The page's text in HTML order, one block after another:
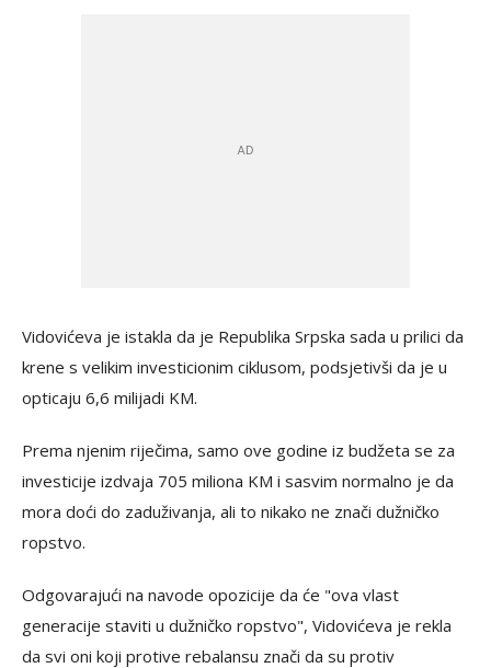
Vidovićeva je istakla da je Republika Srpska sada u prilici da
krene s velikim investicionim ciklusom, podsjetivši da je u
opticaju 6,6 milijadi KM.
Prema njenim riječima, samo ove godine iz budžeta se za
investicije izdvaja 705 miliona KM i sasvim normalno je da
mora doći do zaduživanja, ali to nikako ne znači dužničko
ropstvo.
Odgovarajući na navode opozicije da će "ova vlast
generacije staviti u dužničko ropstvo", Vidovićeva je rekla
da svi oni koji protive rebalansu znači da su protiv